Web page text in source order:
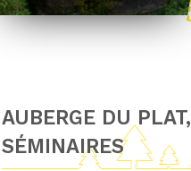
AUBERGE DU PLAT,
SÉMINAIRES